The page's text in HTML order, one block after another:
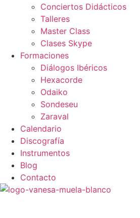
Conciertos Didácticos
Talleres
Master Class
Clases Skype
Formaciones
Diálogos Ibéricos
Hexacorde
Odaiko
Sondeseu
Zaraval
Calendario
Discografía
Instrumentos
Blog
Contacto